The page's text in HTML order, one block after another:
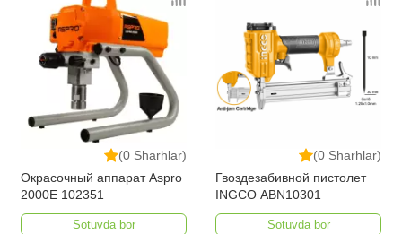
(0 Sharhlar)
Окрасочный аппарат Aspro
2000E 102351
Sotuvda bor
(0 Sharhlar)
Гвоздезабивной пистолет
INGCO ABN10301
Sotuvda bor